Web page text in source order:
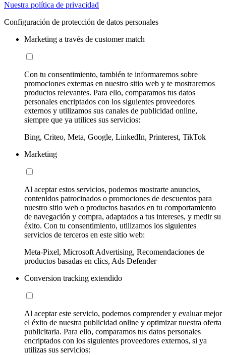
Nuestra política de privacidad
Configuración de protección de datos personales
Marketing a través de customer match
Con tu consentimiento, también te informaremos sobre
promociones externas en nuestro sitio web y te mostraremos
productos relevantes. Para ello, comparamos tus datos
personales encriptados con los siguientes proveedores
externos y utilizamos sus canales de publicidad online,
siempre que ya utilices sus servicios:
Bing, Criteo, Meta, Google, LinkedIn, Printerest, TikTok
Marketing
Al aceptar estos servicios, podemos mostrarte anuncios,
contenidos patrocinados o promociones de descuentos para
nuestro sitio web o productos basados en tu comportamiento
de navegación y compra, adaptados a tus intereses, y medir su
éxito. Con tu consentimiento, utilizamos los siguientes
servicios de terceros en este sitio web:
Meta-Pixel, Microsoft Advertising, Recomendaciones de
productos basadas en clics, Ads Defender
Conversion tracking extendido
Al aceptar este servicio, podemos comprender y evaluar mejor
el éxito de nuestra publicidad online y optimizar nuestra oferta
publicitaria. Para ello, comparamos tus datos personales
encriptados con los siguientes proveedores externos, si ya
utilizas sus servicios: